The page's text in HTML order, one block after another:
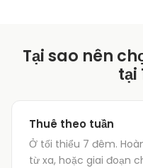
Tại sao nên
tại
Thuê theo tuần
Ở tối thiểu 7 đêm.
từ xa, hoặc giai đoạn